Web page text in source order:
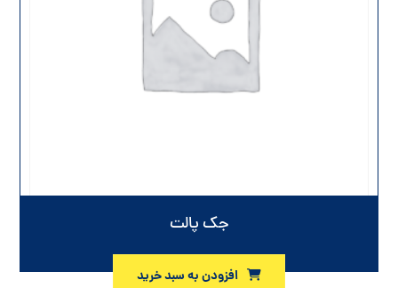
جک پالت
افزودن به سبد خرید